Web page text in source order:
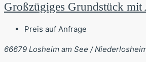
Großzügiges Grundstück
Preis auf Anfrage
66679 Losheim am See /